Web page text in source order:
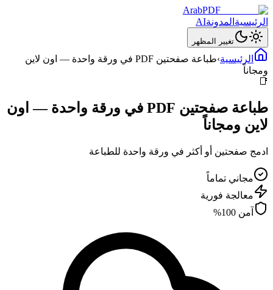
ArabPDF
الرئيسية المدونةAI
تغيير المظهر
الرئيسية›
طباعة صفحتين PDF في ورقة واحدة — اون لاين
ومجاناً
📑
طباعة صفحتين PDF في ورقة واحدة — اون
لاين ومجاناً
ادمج صفحتين أو أكثر في ورقة واحدة للطباعة
مجاني تماماً
معالجة فورية
آمن 100%